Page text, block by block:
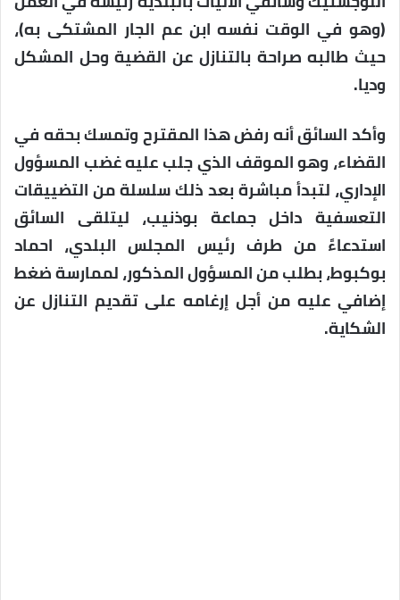
(وهو في الوقت نفسه ابن عم الجار المشتكى به)،
حيث طالبه صراحة بالتنازل عن القضية وحل المشكل
وديا.
وأكد السائق أنه رفض هذا المقترح وتمسك بحقه في
القضاء، وهو الموقف الذي جلب عليه غضب المسؤول
الإداري، لتبدأ مباشرة بعد ذلك سلسلة من التضييقات
التعسفية داخل جماعة بوذنيب، ليتلقى السائق
استدعاءً من طرف رئيس المجلس البلدي، احماد
بوكبوط، بطلب من المسؤول المذكور، لممارسة ضغط
إضافي عليه من أجل إرغامه على تقديم التنازل عن
الشكاية.